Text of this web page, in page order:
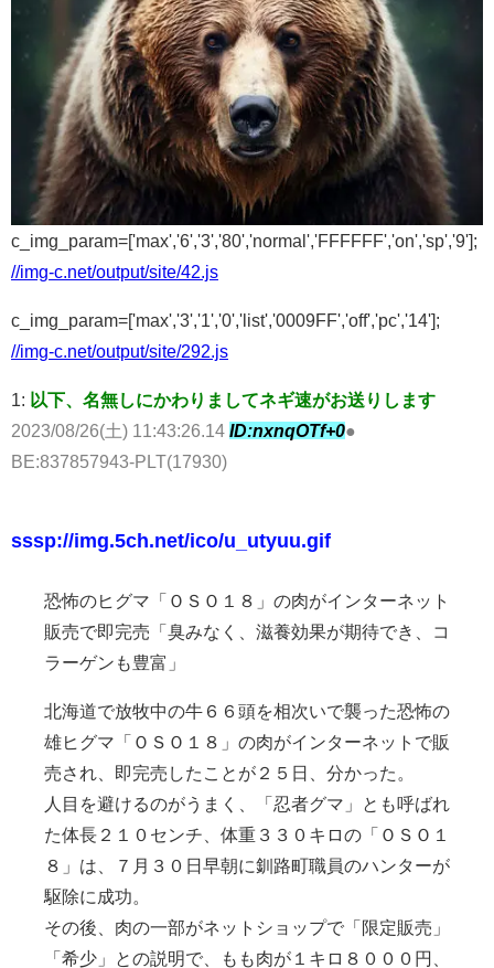
c_img_param=['max','6','3','80','normal','FFFFFF','on','sp','9'];
//img-c.net/output/site/42.js
c_img_param=['max','3','1','0','list','0009FF','off','pc','14'];
//img-c.net/output/site/292.js
1: 以下、名無しにかわりましてネギ速がお送りします
2023/08/26(土) 11:43:26.14 ID:nxnqOTf+0●
BE:837857943-PLT(17930)
sssp://img.5ch.net/ico/u_utyuu.gif
恐怖のヒグマ「ＯＳＯ１８」の肉がインターネット
販売で即完売「臭みなく、滋養効果が期待でき、コ
ラーゲンも豊富」
北海道で放牧中の牛６６頭を相次いで襲った恐怖の
雄ヒグマ「ＯＳＯ１８」の肉がインターネットで販
売され、即完売したことが２５日、分かった。
人目を避けるのがうまく、「忍者グマ」とも呼ばれ
た体長２１０センチ、体重３３０キロの「ＯＳＯ１
８」は、７月３０日早朝に釧路町職員のハンターが
駆除に成功。
その後、肉の一部がネットショップで「限定販売」
「希少」との説明で、もも肉が１キロ８０００円、